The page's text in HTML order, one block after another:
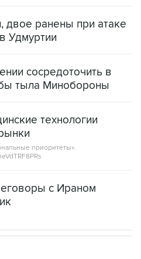
двое ранены при атаке
Удмуртии
сосредоточить в
тыла Минобороны
технологии
приоритеты».
с Ираном